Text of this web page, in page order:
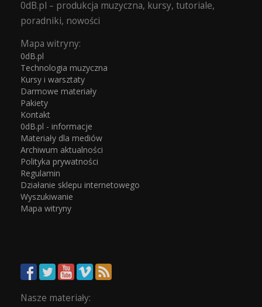
0dB.pl – produkcja muzyczna, kursy, tutoriale,
poradniki, nowości
Mapa witryny:
0dB.pl
Technologia muzyczna
Kursy i warsztaty
Darmowe materiały
Pakiety
Kontakt
0dB.pl - informacje
Materiały dla mediów
Archiwum aktualności
Polityka prywatności
Regulamin
Działanie sklepu internetowego
Wyszukiwanie
Mapa witryny
Nasze materiały: